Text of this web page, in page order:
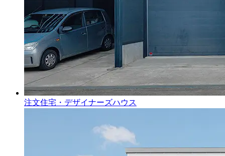
注文住宅・デザイナーズハウス